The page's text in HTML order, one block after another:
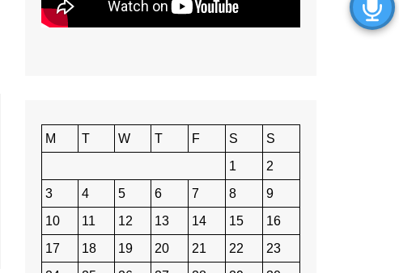
M T W T F S
S
1
2
3
4 5 6 7 8
9
10
11 12 13 14 15
16
17
18 19 20 21 22
23